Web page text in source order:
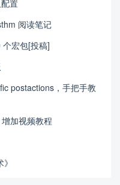
置
阅读笔记
宏包[投稿]
postactions，手把手教
加视频教程